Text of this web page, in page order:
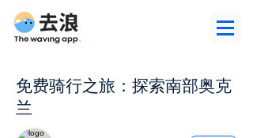
免费骑行之旅：探索南部奥克
兰